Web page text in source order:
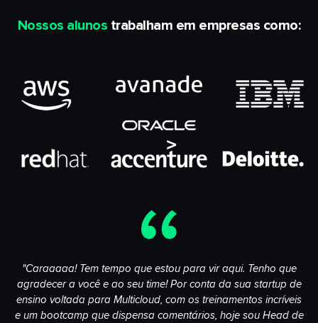
Nossos alunos trabalham em empresas como:
"Caraaaaa! Tem tempo que estou para vir aqui. Tenho que
agradecer a você e ao seu time! Por conta da sua startup de
ensino voltada para Multicloud, com os treinamentos incríveis
e um bootcamp que dispensa comentários, hoje sou Head de